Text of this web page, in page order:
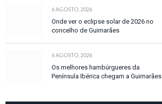
6 AGOSTO, 2026
Onde ver o eclipse solar de 2026 no
concelho de Guimarães
6 AGOSTO, 2026
Os melhores hambúrgueres da
Península Ibérica chegam a Guimarães